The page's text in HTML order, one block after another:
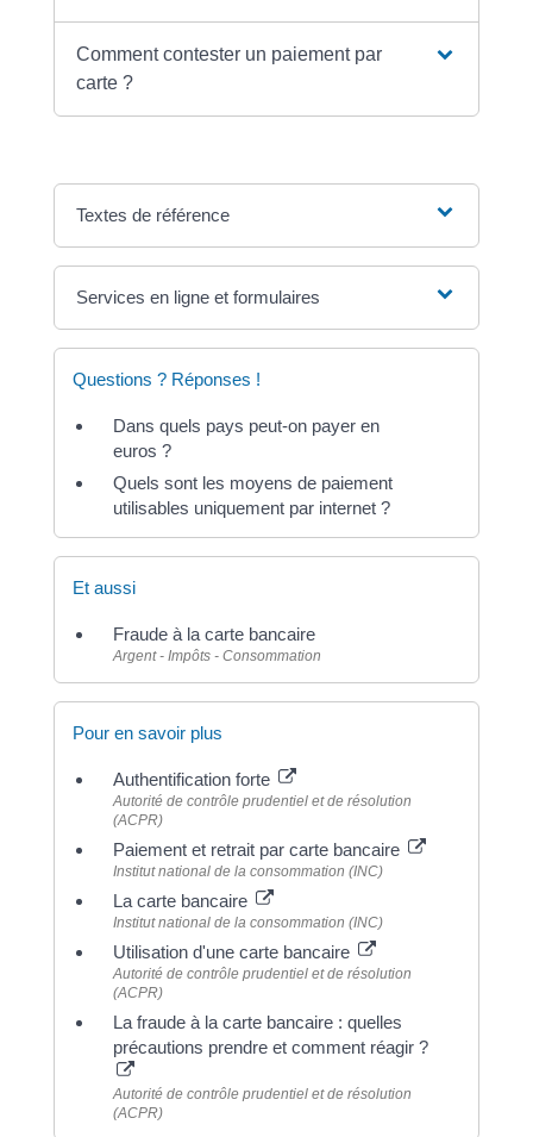
Comment contester un paiement par
carte ?
Textes de référence
Services en ligne et formulaires
Questions ? Réponses !
Dans quels pays peut-on payer en
euros ?
Quels sont les moyens de paiement
utilisables uniquement par internet ?
Et aussi
Fraude à la carte bancaire
Argent - Impôts - Consommation
Pour en savoir plus
Authentification forte
Autorité de contrôle prudentiel et de résolution
(ACPR)
Paiement et retrait par carte bancaire
Institut national de la consommation (INC)
La carte bancaire
Institut national de la consommation (INC)
Utilisation d'une carte bancaire
Autorité de contrôle prudentiel et de résolution
(ACPR)
La fraude à la carte bancaire : quelles
précautions prendre et comment réagir ?
Autorité de contrôle prudentiel et de résolution
(ACPR)